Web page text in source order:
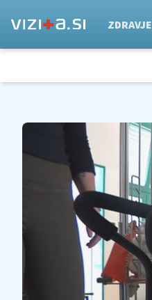
ZDRAVJE